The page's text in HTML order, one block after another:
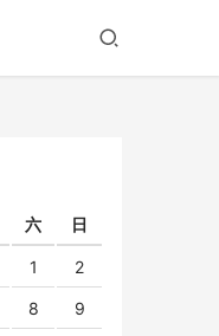
六 日
1 2
8 9